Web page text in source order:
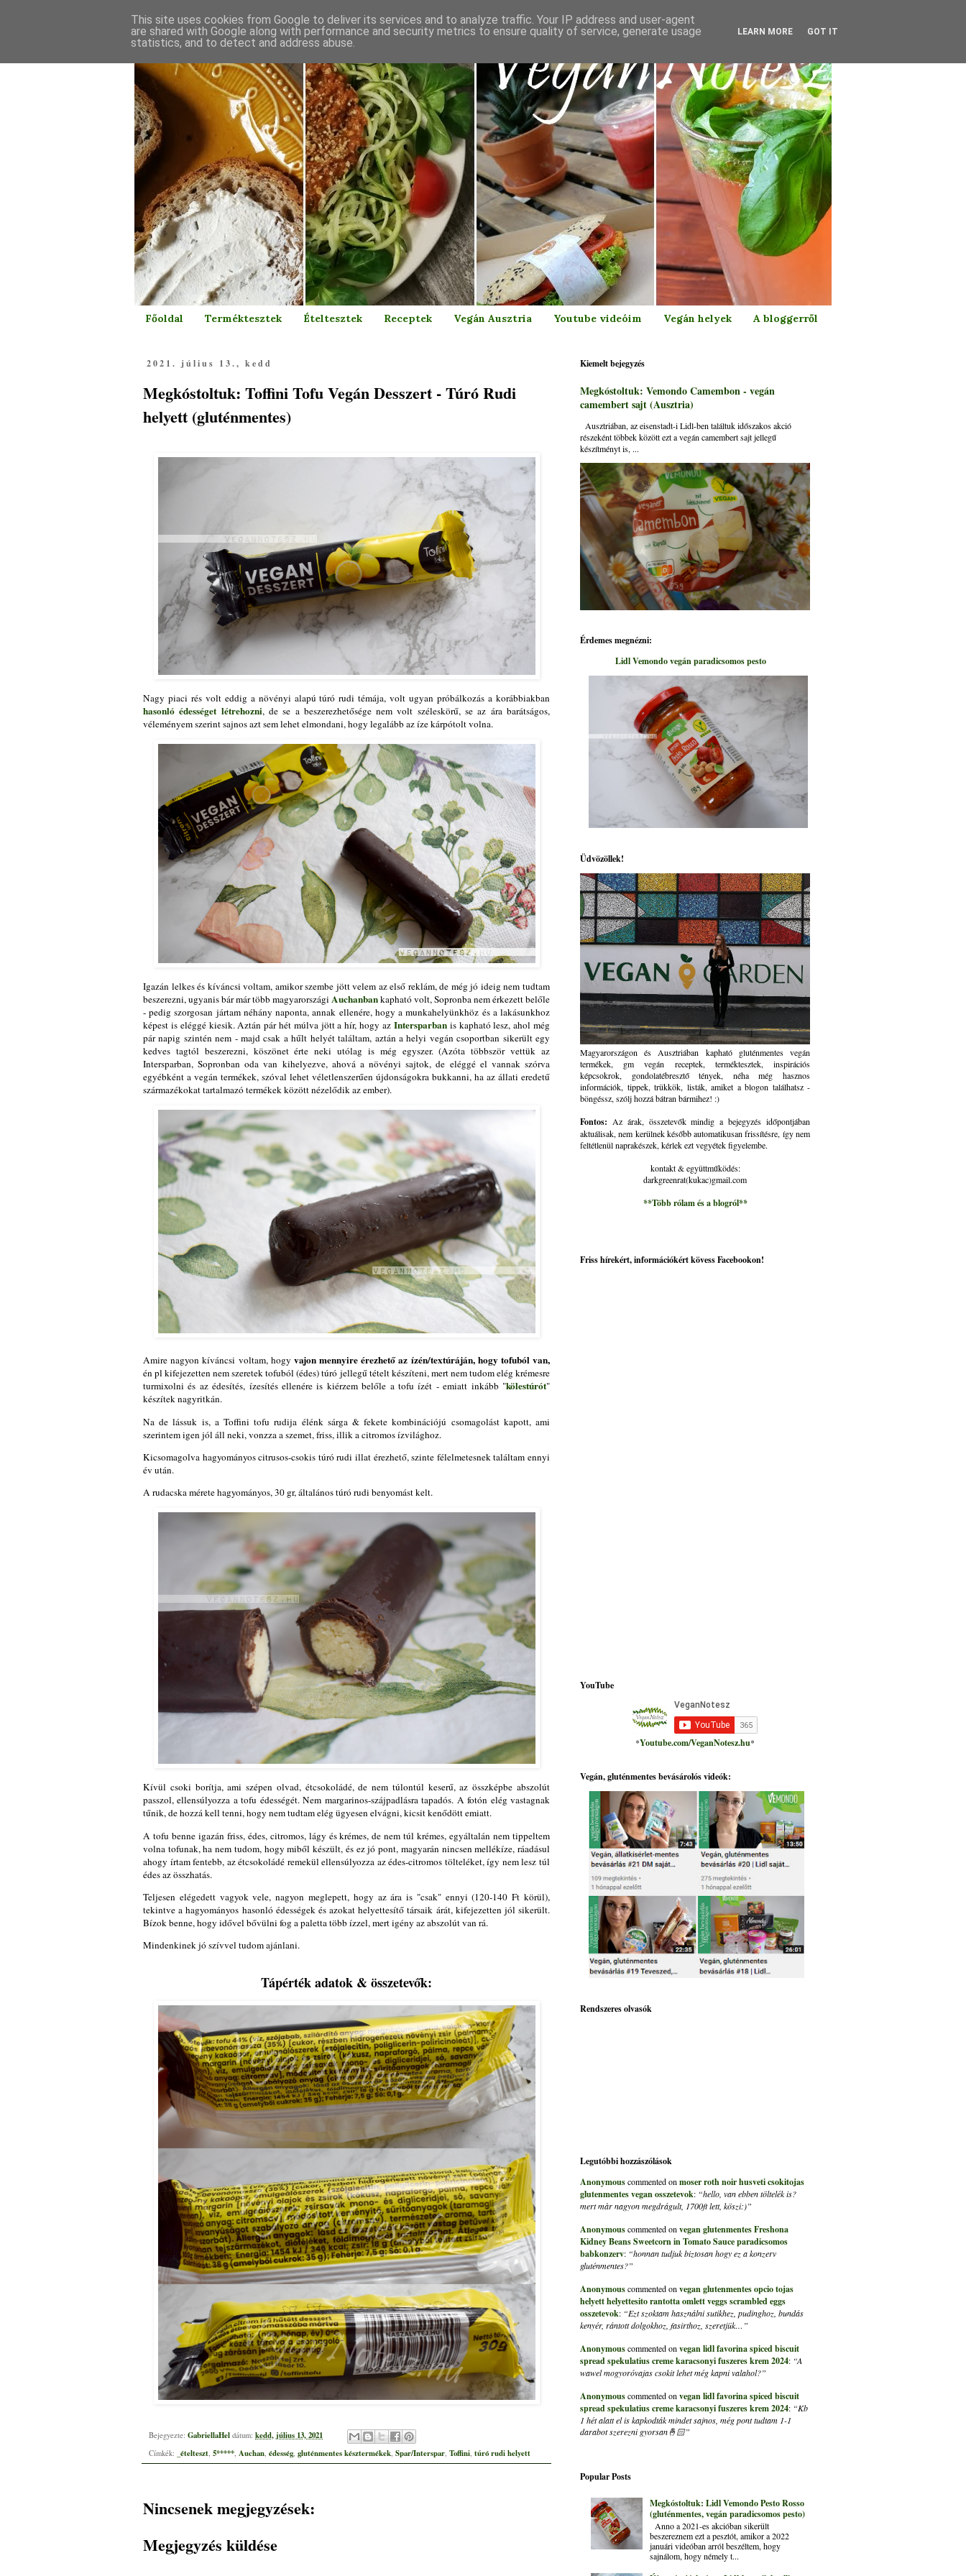
Főoldal Terméktesztek Ételtesztek Receptek Vegán Ausztria Youtube videóim Vegán helyek A bloggerről
2021. július 13., kedd
Megkóstoltuk: Toffini Tofu Vegán Desszert - Túró Rudi
helyett (gluténmentes)
Nagy piaci rés volt eddig a növényi alapú túró rudi témája, volt ugyan próbálkozás a korábbiakban
hasonló édességet létrehozni, de se a beszerezhetősége nem volt széleskörű, se az ára barátságos,
véleményem szerint sajnos azt sem lehet elmondani, hogy legalább az íze kárpótolt volna.
Igazán lelkes és kíváncsi voltam, amikor szembe jött velem az első reklám, de még jó ideig nem tudtam
beszerezni, ugyanis bár már több magyarországi Auchanbankapható volt, Sopronba nem érkezett belőle
- pedig szorgosan jártam néhány naponta, annak ellenére, hogy a munkahelyünkhöz és a lakásunkhoz
képest is eléggé kiesik. Aztán pár hét múlva jött a hír, hogy az Intersparban is kapható lesz, ahol még
pár napig szintén nem - majd csak a hűlt helyét találtam, aztán a helyi vegán csoportban sikerült egy
kedves tagtól beszerezni, köszönet érte neki utólag is még egyszer. (Azóta többször vettük az
Intersparban, Sopronban oda van kihelyezve, ahová a növényi sajtok, de eléggé el vannak szórva
egyébként a vegán termékek, szóval lehet véletlenszerűen újdonságokra bukkanni, ha az állati eredetű
származékokat tartalmazó termékek között nézelődik az ember).
Amire nagyon kíváncsi voltam, hogy vajon mennyire érezhető az ízén/textúráján, hogy tofuból van,
én pl kifejezetten nem szeretek tofuból (édes) túró jellegű tételt készíteni, mert nem tudom elég krémesre
turmixolni és az édesítés, ízesítés ellenére is kiérzem belőle a tofu ízét - emiatt inkább "kölestúrót"
készítek nagyritkán.
Na de lássuk is, a Toffini tofu rudija élénk sárga & fekete kombinációjú csomagolást kapott, ami
szerintem igen jól áll neki, vonzza a szemet, friss, illik a citromos ízvilághoz.
Kicsomagolva hagyományos citrusos-csokis túró rudi illat érezhető, szinte félelmetesnek találtam ennyi
év után.
A rudacska mérete hagyományos, 30 gr, általános túró rudi benyomást kelt.
Kívül csoki borítja, ami szépen olvad, étcsokoládé, de nem túlontúl keserű, az összképbe abszolút
passzol, ellensúlyozza a tofu édességét. Nem margarinos-szájpadlásra tapadós. A fotón elég vastagnak
tűnik, de hozzá kell tenni, hogy nem tudtam elég ügyesen elvágni, kicsit kenődött emiatt.
A tofu benne igazán friss, édes, citromos, lágy és krémes, de nem túl krémes, egyáltalán nem tippeltem
volna tofunak, ha nem tudom, hogy miből készült, és ez jó pont, magyarán nincsen mellékíze, ráadásul
ahogy írtam fentebb, az étcsokoládé remekül ellensúlyozza az édes-citromos tölteléket, így nem lesz túl
édes az összhatás.
Teljesen elégedett vagyok vele, nagyon meglepett, hogy az ára is "csak" ennyi (120-140 Ft körül),
tekintve a hagyományos hasonló édességek és azokat helyettesítő társaik árát, kifejezetten jól sikerült.
Bízok benne, hogy idővel bővülni fog a paletta több ízzel, mert igény az abszolút van rá.
Mindenkinek jó szívvel tudom ajánlani.
Tápérték adatok & összetevők:
Bejegyezte: GabriellaHel dátum: kedd, július 13, 2021
Címkék: _ételteszt 5***** Auchan édesség, gluténmentes késztermékek Spar/Interspar Toffini túró rudi helyett
Nincsenek megjegyzések:
Megjegyzés küldése
Kiemelt bejegyzés
Megkóstoltuk: Vemondo Camembon - vegán
camembert sajt (Ausztria)
Ausztriában, az eisenstadt-i Lidl-ben találtuk időszakos akció
részeként többek között ezt a vegán camembert sajt jellegű
készítményt is, ...
Érdemes megnézni:
Lidl Vemondo vegán paradicsomos pesto
Üdvözöllek!
Magyarországon és Ausztriában kapható gluténmentes vegán
termékek, gm vegán receptek, terméktesztek, inspirációs
képcsokrok, gondolatébresztő tények, néha még hasznos
információk, tippek, trükkök, listák, amiket a blogon találhatsz -
böngéssz, szólj hozzá bátran bármihez! :)
Fontos: Az árak, összetevők mindig a bejegyzés időpontjában
aktuálisak, nem kerülnek később automatikusan frissítésre, így nem
feltétlenül naprakészek, kérlek ezt vegyétek figyelembe.
kontakt & együttműködés:
darkgreenrat(kukac)gmail.com
**Több rólam és a blogról**
Friss hírekért, információkért kövess Facebookon!
YouTube
*Youtube.com/VeganNotesz.hu*
Vegán, gluténmentes bevásárolós videók:
Rendszeres olvasók
Legutóbbi hozzászólások
Anonymouscommented on moser roth noir husveti csokitojas
glutenmentes vegan osszetevok: “hello, van ebben töltelék is?
mert màr nagyon megdrágult, 1700ft lett, köszi:)”
Anonymouscommented on vegan glutenmentes Freshona
Kidney Beans Sweetcorn in Tomato Sauce paradicsomos
babkonzerv: “honnan tudjuk biztosan hogy ez a konzerv
gluténmentes?”
Anonymouscommented on vegan glutenmentes opcio tojas
helyett helyettesito rantotta omlett veggs scrambled eggs
osszetevok: “Ezt szoktam használni sutikhez, pudinghoz, bundás
kenyér, rántott dolgokhoz, fasirthoz, szeretjük…”
Anonymouscommented on vegan lidl favorina spiced biscuit
spread spekulatius creme karacsonyi fuszeres krem 2024: “A
wawel mogyoróvajas csokit lehet még kapni valahol?”
Anonymouscommented on vegan lidl favorina spiced biscuit
spread spekulatius creme karacsonyi fuszeres krem 2024: “Kb
1 hét alatt el is kapkodták mindet sajnos, még pont tudtam 1-1
darabot szerezni gyorsan🤞🏻”
Popular Posts
Megkóstoltuk: Lidl Vemondo Pesto Rosso
(gluténmentes, vegán paradicsomos pesto)
Anno a 2021-es akcióban sikerült
beszereznem ezt a pesztót, amikor a 2022
januári videóban arról beszéltem, hogy
sajnálom, hogy némely t...
This site uses cookies from Google to deliver its services and to analyze traffic. Your IP address and user-agent
are shared with Google along with performance and security metrics to ensure quality of service, generate usage
statistics, and to detect and address abuse.
LEARN MORE GOT IT